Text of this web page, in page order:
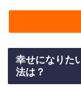
幸せになりた
法は？